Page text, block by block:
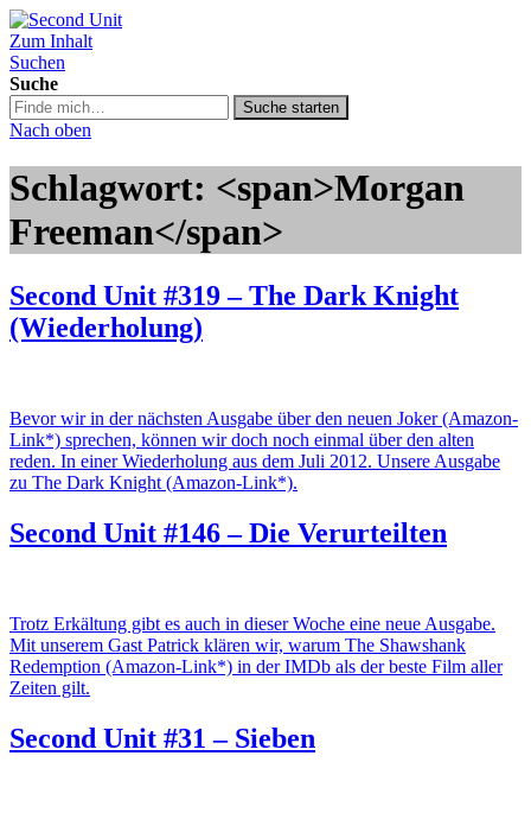
Second Unit
Zum Inhalt
Suchen
Suche
Suche
in
podcast.de/
Suche starten
Nach oben
Schlagwort: <span>Morgan
Freeman</span>
Second Unit #319 – The Dark Knight
(Wiederholung)
Bevor wir in der nächsten Ausgabe über den neuen Joker (Amazon-
Link*) sprechen, können wir doch noch einmal über den alten
reden. In einer Wiederholung aus dem Juli 2012. Unsere Ausgabe
zu The Dark Knight (Amazon-Link*).
Second Unit #146 – Die Verurteilten
Trotz Erkältung gibt es auch in dieser Woche eine neue Ausgabe.
Mit unserem Gast Patrick klären wir, warum The Shawshank
Redemption (Amazon-Link*) in der IMDb als der beste Film aller
Zeiten gilt.
Second Unit #31 – Sieben